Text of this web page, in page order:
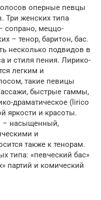
оперные певцы
Три женских типа
сопрано, меццо-
– тенор, баритон, бас.
несколько подвидов в
и стиля пения. Лирико-
легким и
такие певицы
быстрые гаммы,
драматическое (lirico
яркости и красоты.
– насыщенный,
и
также к тенорам.
типа: «певческий бас»
партий и комический